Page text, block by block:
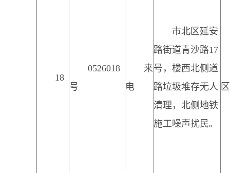
18
0526018
号
来
电
市北区延安
路街道青沙路17
号，楼西北侧道
路垃圾堆存无人
清理，北侧地铁
施工噪声扰民。
区